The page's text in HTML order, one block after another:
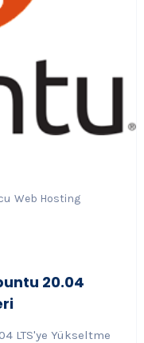
Web Hosting
20.04
LTS'ye Yükseltme